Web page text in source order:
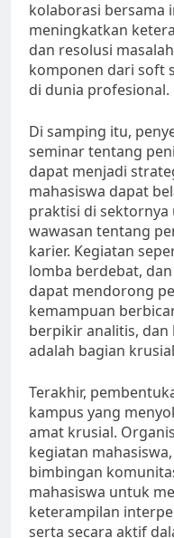
kolaborasi bersama
meningkatkan
dan resolusi
komponen dari soft
di dunia profesional.
Di samping itu,
seminar tentang
dapat menjadi
mahasiswa dapat
praktisi di
wawasan tentang
karier. Kegiatan
lomba berdebat,
dapat mendorong
kemampuan
berpikir analitis, dan
adalah bagian
Terakhir,
kampus yang
amat krusial.
kegiatan
bimbingan
mahasiswa untuk
keterampilan
serta secara aktif